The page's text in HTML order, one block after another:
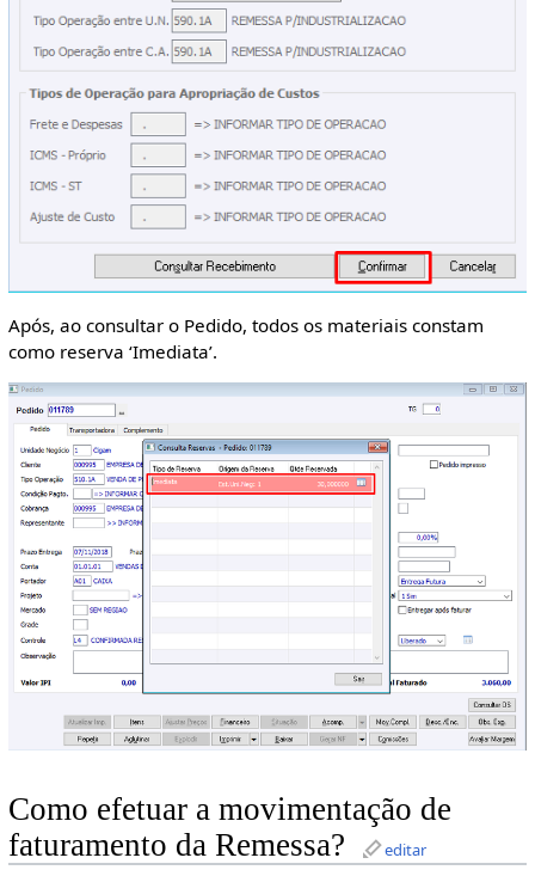
Após, ao consultar o Pedido, todos os materiais constam
como reserva ‘Imediata’.
Como efetuar a movimentação de
faturamento da Remessa?
editar